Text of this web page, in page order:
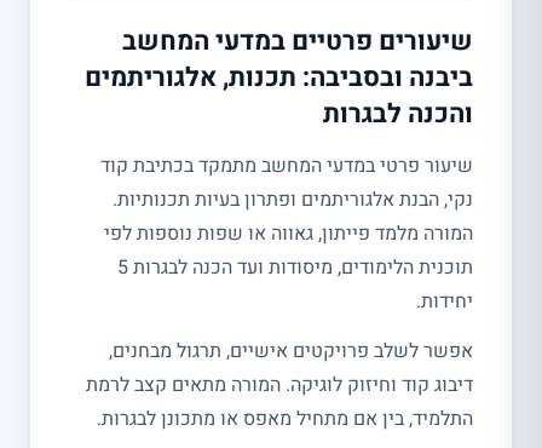
שיעורים פרטיים במדעי המחשב
ביבנה ובסביבה: תכנות, אלגוריתמים
והכנה לבגרות
שיעור פרטי במדעי המחשב מתמקד בכתיבת קוד
נקי, הבנת אלגוריתמים ופתרון בעיות תכנותיות.
המורה מלמד פייתון, גאווה או שפות נוספות לפי
תוכנית הלימודים, מיסודות ועד הכנה לבגרות 5
יחידות.
אפשר לשלב פרויקטים אישיים, תרגול מבחנים,
דיבוג קוד וחיזוק לוגיקה. המורה מתאים קצב לרמת
התלמיד, בין אם מתחיל מאפס או מתכונן לבגרות.